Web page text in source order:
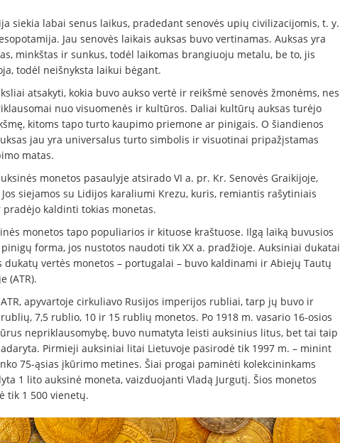
siekia labai senus laikus, pradedant senovės upių civilizacijomis, t. y.
Jau senovės laikais auksas buvo vertinamas. Auksas yra
minkštas ir sunkus, todėl laikomas brangiuoju metalu, be to, jis
todėl neišnyksta laikui bėgant.
atsakyti, kokia buvo aukso vertė ir reikšmė senovės žmonėms, nes
nuo visuomenės ir kultūros. Daliai kultūrų auksas turėjo
kitoms tapo turto kaupimo priemone ar pinigais. O šiandienos
jau yra universalus turto simbolis ir visuotinai pripažįstamas
matas.
monetos pasaulyje atsirado VI a. pr. Kr. Senovės Graikijoje,
siejamos su Lidijos karaliumi Krezu, kuris, remiantis rašytiniais
kaldinti tokias monetas.
monetos tapo populiarios ir kituose kraštuose. Ilgą laiką buvusios
forma, jos nustotos naudoti tik XX a. pradžioje. Auksiniai dukatai
dukatų vertės monetos – portugalai – buvo kaldinami ir Abiejų Tautų
(ATR).
apyvartoje cirkuliavo Rusijos imperijos rubliai, tarp jų buvo ir
7,5 rublio, 10 ir 15 rublių monetos. Po 1918 m. vasario 16-osios
nepriklausomybę, buvo numatyta leisti auksinius litus, bet tai taip
Pirmieji auksiniai litai Lietuvoje pasirodė tik 1997 m. – minint
75-ąsias įkūrimo metines. Šiai progai paminėti kolekcininkams
1 lito auksinė moneta, vaizduojanti Vladą Jurgutį. Šios monetos
tik 1 500 vienetų.